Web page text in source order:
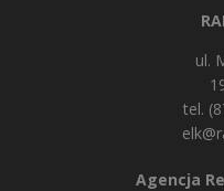
ul.
tel.
Agencja